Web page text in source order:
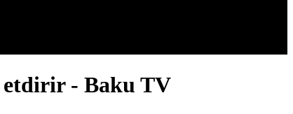
etdirir - Baku TV